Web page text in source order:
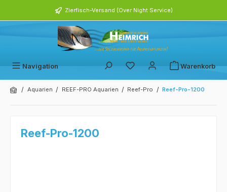
Zierfisch-Versand (Over Night Service)
Navigation Warenkorb
/ Aquarien / REEF-PRO Aquarien / Reef-Pro / Reef-Pro-1200
Reef-Pro-1200